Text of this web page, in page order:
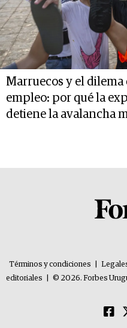
Marruecos y el
empleo: por qué la
detiene la avalancha
Términos y condiciones
editoriales
© 2026. Forbes